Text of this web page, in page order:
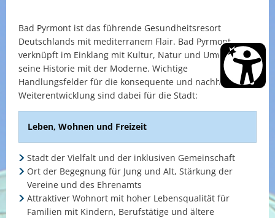
Bad Pyrmont ist das führende Gesundheitsresort
Deutschlands mit mediterranem Flair. Bad Pyrmont
verknüpft im Einklang mit Kultur, Natur und Umwelt
seine Historie mit der Moderne. Wichtige
Handlungsfelder für die konsequente und nachhaltige
Weiterentwicklung sind dabei für die Stadt:
Leben, Wohnen und Freizeit
Stadt der Vielfalt und der inklusiven Gemeinschaft
Ort der Begegnung für Jung und Alt, Stärkung der
Vereine und des Ehrenamts
Attraktiver Wohnort mit hoher Lebensqualität für
Familien mit Kindern, Berufstätige und ältere